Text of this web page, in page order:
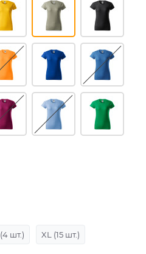
(4 шт.) XL (15 шт.)